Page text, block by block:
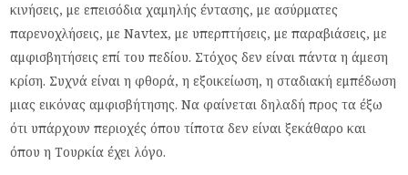
κινήσεις, με επεισόδια χαμηλής έντασης, με ασύρματες
παρενοχλήσεις, με Navtex, με υπερπτήσεις, με παραβιάσεις, με
αμφισβητήσεις επί του πεδίου. Στόχος δεν είναι πάντα η άμεση
κρίση. Συχνά είναι η φθορά, η εξοικείωση, η σταδιακή εμπέδωση
μιας εικόνας αμφισβήτησης. Να φαίνεται δηλαδή προς τα έξω
ότι υπάρχουν περιοχές όπου τίποτα δεν είναι ξεκάθαρο και
όπου η Τουρκία έχει λόγο.